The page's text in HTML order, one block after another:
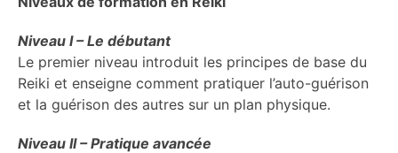
Niveau I – Le débutant
Le premier niveau introduit les principes de base du
Reiki et enseigne comment pratiquer l’auto-guérison
et la guérison des autres sur un plan physique.
Niveau II – Pratique avancée